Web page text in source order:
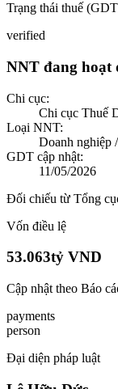
Trạng thái thuế
verified
NNT đang hoạt
Chi cục:
Chi cục Thuế
Loại NNT:
Doanh nghiệp
GDT cập nhật:
11/05/2026
Đối chiếu từ Tổng
Vốn điều lệ
53.063tỷ VND
Cập nhật theo Báo
payments
person
Đại diện pháp luật